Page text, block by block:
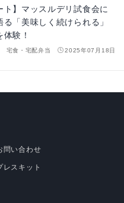
ト】マッスルデリ試食会に
「美味しく続けられる」
験！
宅食・宅配弁当 2025年07月18日
問い合わせ
レスキット